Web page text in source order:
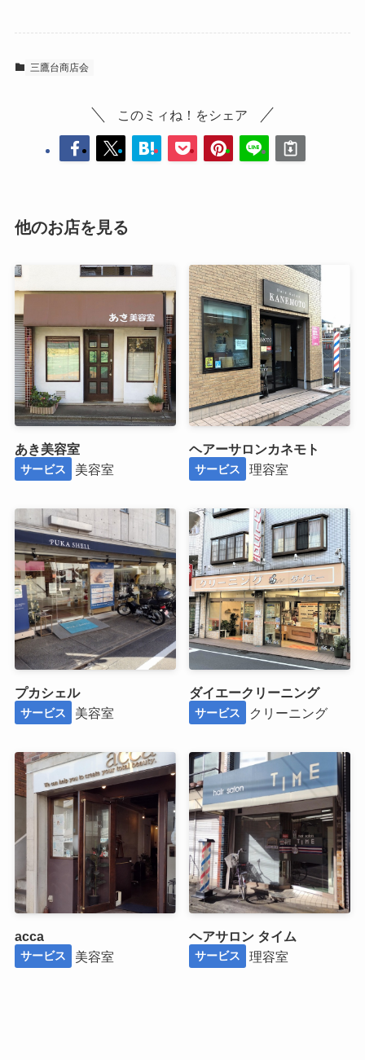
三鷹台商店会
このミィね！をシェア
他のお店を見る
あき美容室
サービス 美容室
ヘアーサロンカネモト
サービス 理容室
プカシェル
サービス 美容室
ダイエークリーニング
サービス クリーニング
acca
サービス 美容室
ヘアサロン タイム
サービス 理容室